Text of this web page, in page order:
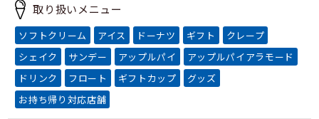
取り扱いメニュー
ソフトクリーム アイス ドーナツ ギフト
クレープ
シェイク
サンデー アップルパイ
アップルパイアラモード
ドリンク
フロート ギフトカップ
グッズ
お持ち帰り対応店舗